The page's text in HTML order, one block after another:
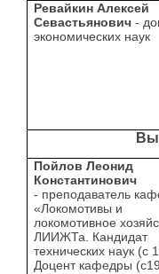
Ревайкин Алексей
Севастьянович -
экономических наук
Пойлов Леонид
Константинович
- преподаватель
«Локомотивы и
локомотивное
ЛИИЖТа. Кандидат
технических наук (с
Доцент кафедры